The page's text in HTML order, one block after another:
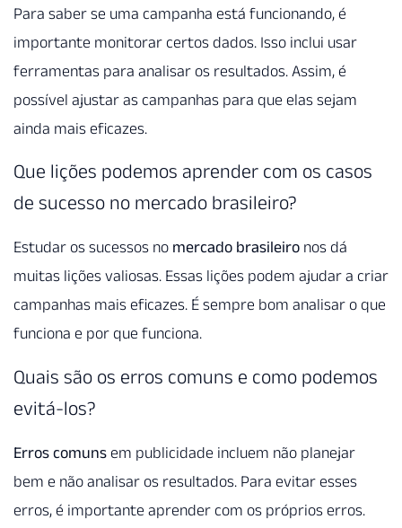
Para saber se uma campanha está funcionando, é
importante monitorar certos dados. Isso inclui usar
ferramentas para analisar os resultados. Assim, é
possível ajustar as campanhas para que elas sejam
ainda mais eficazes.
Que lições podemos aprender com os casos
de sucesso no mercado brasileiro?
Estudar os sucessos no mercado brasileiro nos dá
muitas lições valiosas. Essas lições podem ajudar a criar
campanhas mais eficazes. É sempre bom analisar o que
funciona e por que funciona.
Quais são os erros comuns e como podemos
evitá-los?
Erros comuns em publicidade incluem não planejar
bem e não analisar os resultados. Para evitar esses
erros, é importante aprender com os próprios erros.